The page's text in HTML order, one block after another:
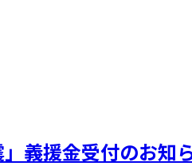
」義援金受付のお知